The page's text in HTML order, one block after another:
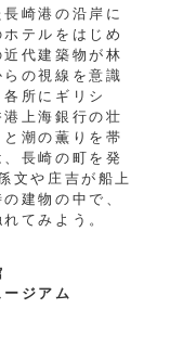
崎港の沿岸に
テルをはじめ
代建築物が林
の視線を意識
所にギリシ
上海銀行の壮
潮の薫りを帯
長崎の町を発
文や庄吉が船上
建物の中で、
てみよう。
ジアム